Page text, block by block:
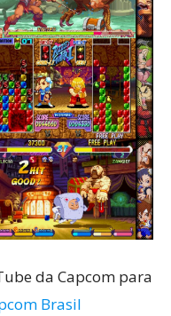
da Capcom para
Brasil